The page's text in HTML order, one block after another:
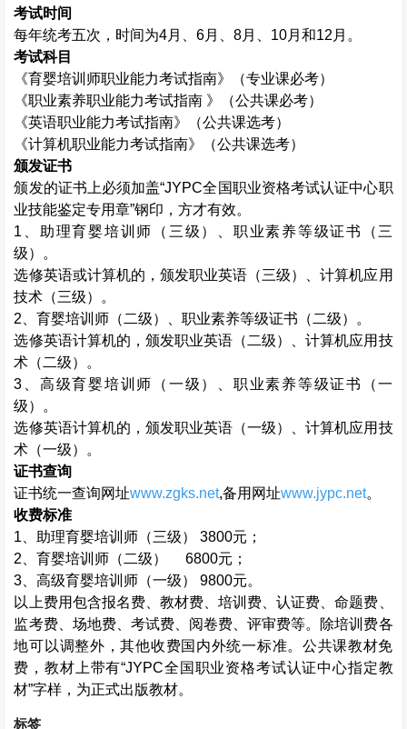
考试时间
每年统考五次，时间为4月、6月、8月、 10月和12 月。
考试科目
《育婴培训师职业能力考试指南》（专业课必考）
《职业素养职业能力考试指南 》（公共课必考）
《英语职业能力考试指南》（公共课选考）
《计算机职业能力考试指南》（公共课选考）
颁发证书
颁发的证书上必须加盖“JYPC全国职业资格考试认证中心职
业技能鉴定专用章”钢印，方才有效。
1 、助理育婴培训师（三级）、职业素养等级证书（三
级）。
选修英语或计算机的，颁发职业英语（三级）、计算机应用
技术（三级）。
2 、育婴培训师（二级）、职业素养等级证书（二级）。
选修英语计算机的，颁发职业英语（二级）、计算机应用技
术（二级）。
3 、高级育婴培训师（一级）、职业素养等级证书（一
级）。
选修英语计算机的，颁发职业英语（一级）、计算机应用技
术（一级）。
证书查询
证书统一查询网址www.zgks.net,备用网址www.jypc.net。
收费标准
1 、助理育婴培训师（三级） 3800元；
2 、育婴培训师（二级） 6800元；
3 、高级育婴培训师（一级） 9800元。
以上费用包含报名费、教材费、培训费、认证费、命题费、
监考费、场地费、考试费、阅卷费、评审费等。除培训费各
地可以调整外，其他收费国内外统一标准。公共课教材免
费，教材上带有“JYPC全国职业资格考试认证中心指定教
材”字样，为正式出版教材。
标签